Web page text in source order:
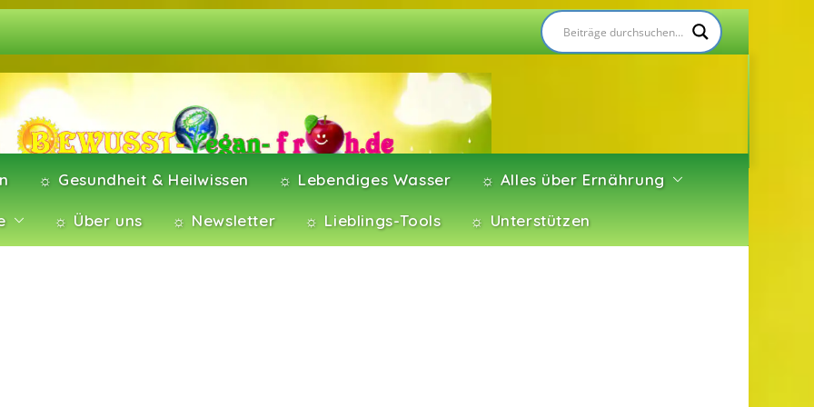
☼ Gesundheit & Heilwissen ☼ Lebendiges Wasser ☼ Alles über Ernährung
☼ Über uns ☼ Newsletter ☼ Lieblings-Tools ☼ Unterstützen